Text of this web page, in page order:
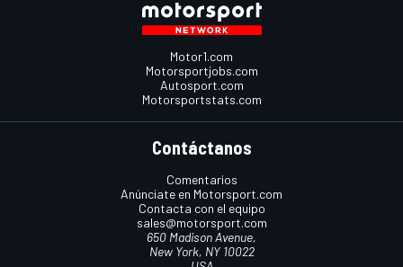
Motor1.com
Motorsportjobs.com
Autosport.com
Motorsportstats.com
Contáctanos
Comentarios
Anúnciate en Motorsport.com
Contacta con el equipo
sales@motorsport.com
650 Madison Avenue,
New York, NY 10022